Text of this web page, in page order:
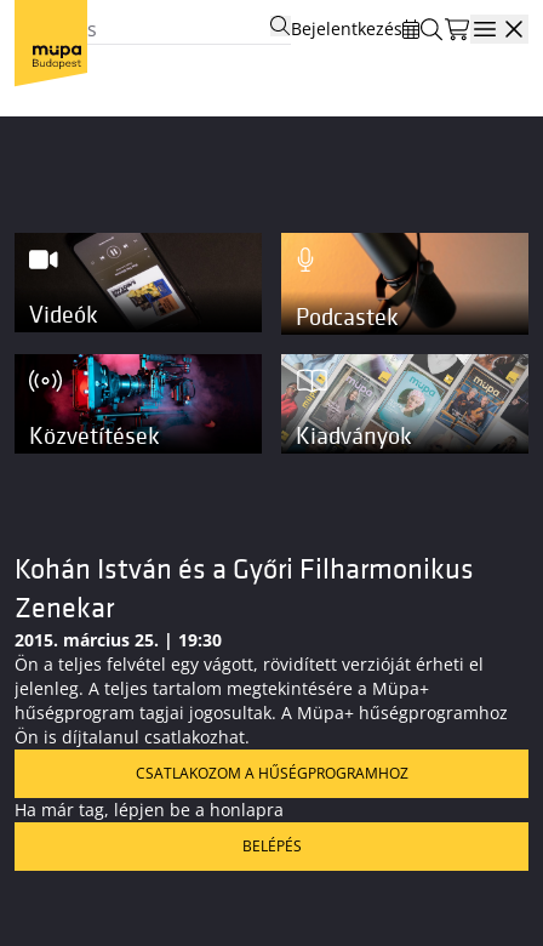
Bejelentkezés
Videók Podcastek
Közvetítések Kiadványok
Kohán István és a Győri Filharmonikus
Zenekar
2015. március 25. | 19:30
Ön a teljes felvétel egy vágott, rövidített verzióját érheti el
jelenleg. A teljes tartalom megtekintésére a Müpa+
hűségprogram tagjai jogosultak. A Müpa+ hűségprogramhoz
Ön is díjtalanul csatlakozhat.
CSATLAKOZOM A HŰSÉGPROGRAMHOZ
Ha már tag, lépjen be a honlapra
BELÉPÉS